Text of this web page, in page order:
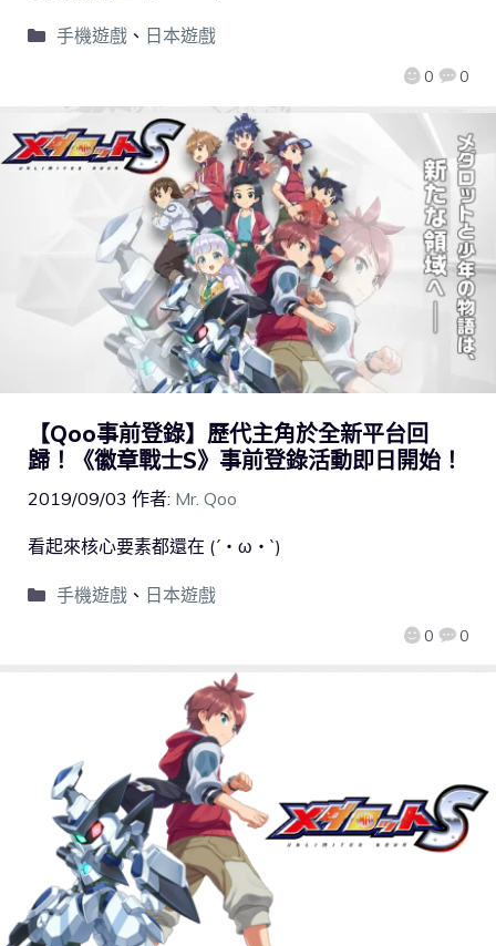
0 0
手機遊戲、 日本遊戲
【Qoo事前登錄】歷代主角於全新平台回
歸！《徽章戰士S》事前登錄活動即日開始！
2019/09/03 作者: Mr. Qoo
0 0
看起來核心要素都還在 (´・ω・`)
手機遊戲、 日本遊戲